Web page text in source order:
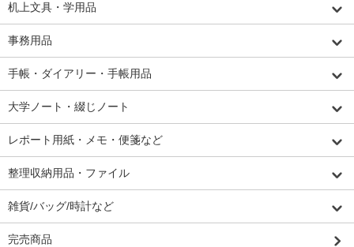
机上文具・学用品
事務用品
手帳・ダイアリー・手帳用品
大学ノート・綴じノート
レポート用紙・メモ・便箋など
整理収納用品・ファイル
雑貨/バッグ/時計など
完売商品